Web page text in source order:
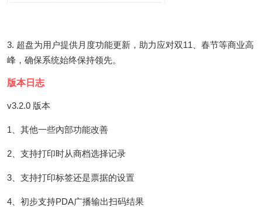
3. 超盘为用户提供月度功能更新，助力应对双11、春节等商业高
峰，确保系统始终保持领先。
版本日志
v3.2.0 版本
1、其他一些內部功能改善
2、支持打印时从商档选择记录
3、支持打印标签还是票据的设置
4、初步支持PDA广播输出扫码结果